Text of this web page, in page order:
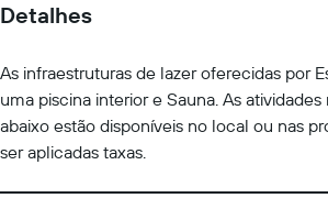
Detalhes
As infraestruturas de lazer oferecidas por
uma piscina interior e Sauna. As
abaixo estão disponíveis no local ou nas
ser aplicadas taxas.